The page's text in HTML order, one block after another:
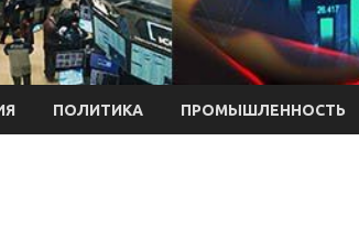
ПОЛИТИКА ПРОМЫШЛЕННОСТЬ